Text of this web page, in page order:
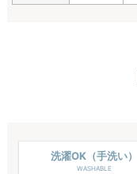
洗濯OK（手洗い）
WASHABLE